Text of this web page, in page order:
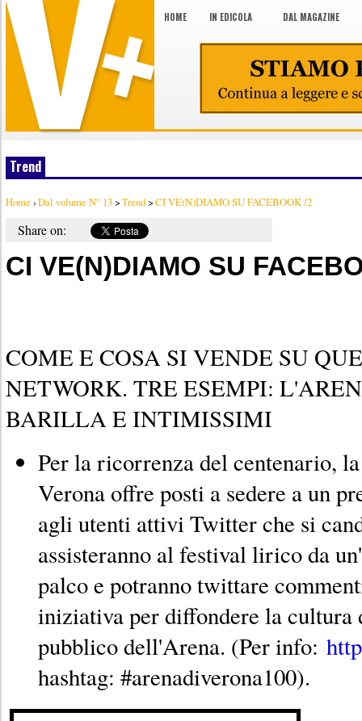
HOME IN EDICOLA DAL MAGAZINE
Trend
Home ›Dal volume N° 13>Trend>CI VE(N)DIAMO SU FACEBOOK /2
Share on:
CI VE(N)DIAMO SU
COME E COSA SI VENDE SU
NETWORK. TRE ESEMPI:
BARILLA E INTIMISSIMI
Per la ricorrenza del centenario,
Verona offre posti a sedere a un
agli utenti attivi Twitter che si
assisteranno al festival lirico da
palco e potranno twittare
iniziativa per diffondere la cultura
pubblico dell'Arena. (Per info:
hashtag: #arenadiverona100).